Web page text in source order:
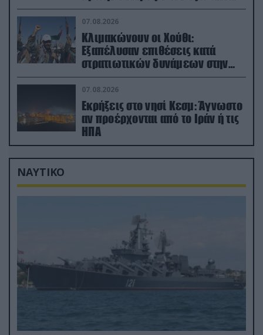
φαρμακείο (βίντεο)
07.08.2026
Κλιμακώνουν οι Χούθι:
Eξαπέλυσαν επιθέσεις κατά
στρατιωτικών δυνάμεων στην
Υεμένη – Πλήγματα & στη
Σαουδική Αραβία!
07.08.2026
Εκρήξεις στο νησί Κεσμ: Άγνωστο
αν προέρχονται από το Ιράν ή τις
ΗΠΑ
ΝΑΥΤΙΚΟ